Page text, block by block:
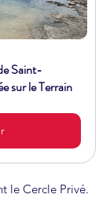
Saint-
sur le Terrain
le Cercle Privé.